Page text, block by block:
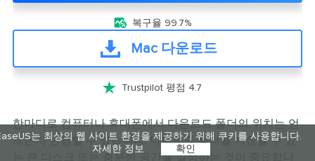
는 최상의 웹 사이트 환경을 제공하기 위해 쿠키를 사용합니다.
자세한 정보
확인
 복구율 99.7%
Mac 다운로드
 Trustpilot 평점 4.7
한마디로 컴퓨터나 휴대폰에서 다운로드 폴더의 위치는 언
제든지 변경할 수 있습니다. 다운로드 폴더를 저장할 수 있
는 큰 디스크 또는 충분한 공간을 설정하는 것이 중요합니